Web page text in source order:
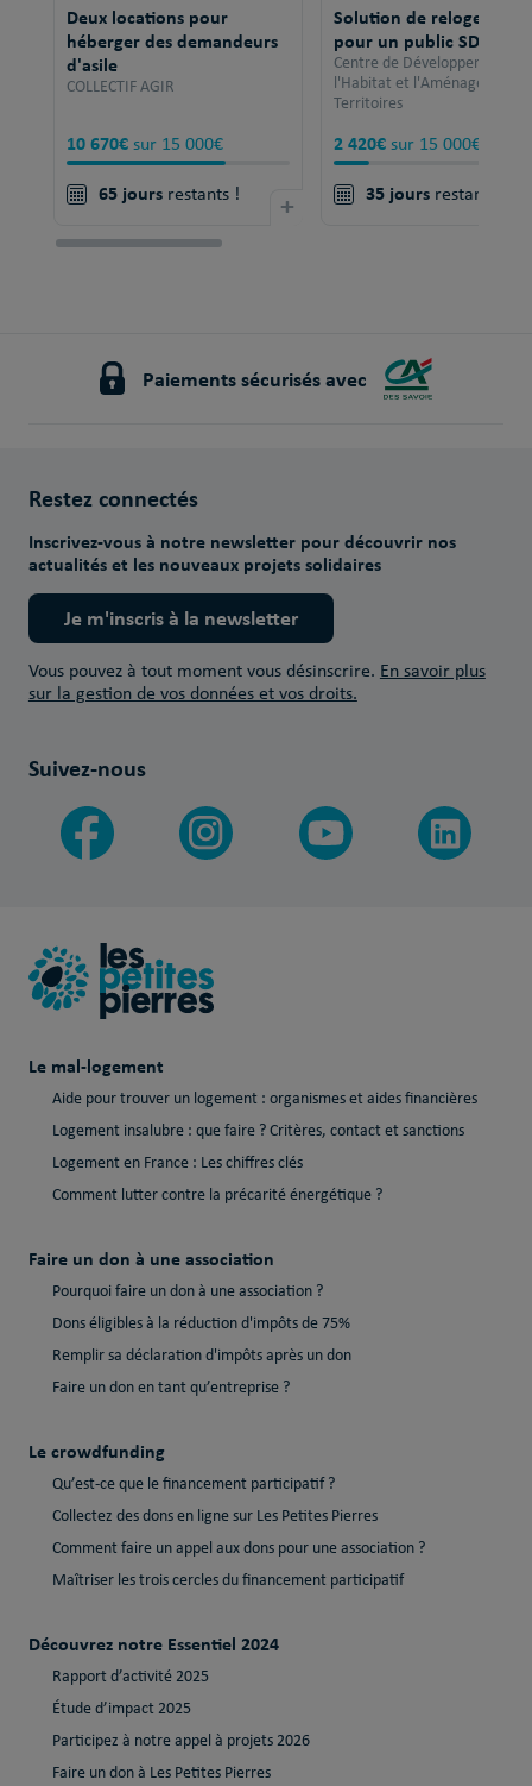
Deux locations pour
héberger des demandeurs
d'asile
COLLECTIF AGIR
10 670€ sur 15 000€
65 jours restants ! +
Solution de relogement
pour un public SDF
Centre de Développement
l'Habitat et l'Aménagement
Territoires
2 420€ sur 15 000€
35 jours restants !
Paiements sécurisés avec
Restez connectés
Inscrivez-vous à notre newsletter pour découvrir nos
actualités et les nouveaux projets solidaires
Je m'inscris à la newsletter
Vous pouvez à tout moment vous désinscrire. En savoir plus
sur la gestion de vos données et vos droits.
Suivez-nous
Le mal-logement
Aide pour trouver un logement : organismes et aides financières
Logement insalubre : que faire ? Critères, contact et sanctions
Logement en France : Les chiffres clés
Comment lutter contre la précarité énergétique ?
Faire un don à une association
Pourquoi faire un don à une association ?
Dons éligibles à la réduction d'impôts de 75%
Remplir sa déclaration d'impôts après un don
Faire un don en tant qu’entreprise ?
Le crowdfunding
Qu’est-ce que le financement participatif ?
Collectez des dons en ligne sur Les Petites Pierres
Comment faire un appel aux dons pour une association ?
Maîtriser les trois cercles du financement participatif
Découvrez notre Essentiel 2024
Rapport d’activité 2025
Étude d’impact 2025
Participez à notre appel à projets 2026
Faire un don à Les Petites Pierres